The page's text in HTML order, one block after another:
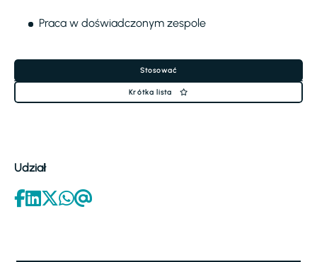
Praca w doświadczonym zespole
Stosować
Krótka lista
Udział